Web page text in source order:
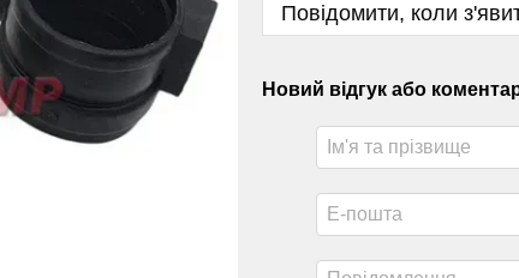
Повідомити, коли
Новий відгук або